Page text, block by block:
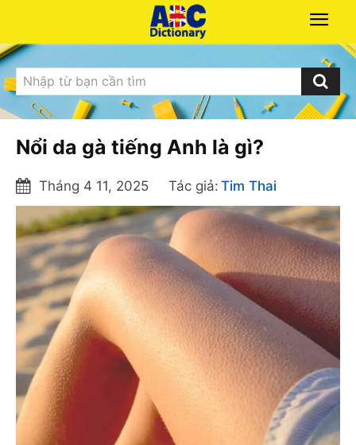
Nhập từ bạn cần tìm
Nổi da gà tiếng Anh là gì?
Tháng 4 11, 2025 Tác giả: Tim Thai